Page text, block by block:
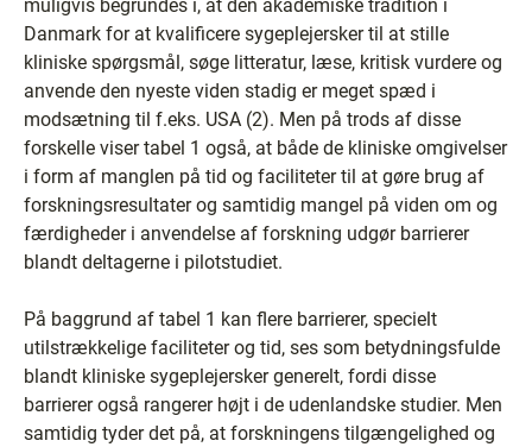
muligvis begrundes i, at den akademiske tradition i
Danmark for at kvalificere sygeplejersker til at stille
kliniske spørgsmål, søge litteratur, læse, kritisk vurdere og
anvende den nyeste viden stadig er meget spæd i
modsætning til f.eks. USA (2). Men på trods af disse
forskelle viser tabel 1 også, at både de kliniske omgivelser
i form af manglen på tid og faciliteter til at gøre brug af
forskningsresultater og samtidig mangel på viden om og
færdigheder i anvendelse af forskning udgør barrierer
blandt deltagerne i pilotstudiet.
På baggrund af tabel 1 kan flere barrierer, specielt
utilstrækkelige faciliteter og tid, ses som betydningsfulde
blandt kliniske sygeplejersker generelt, fordi disse
barrierer også rangerer højt i de udenlandske studier. Men
samtidig tyder det på, at forskningens tilgængelighed og